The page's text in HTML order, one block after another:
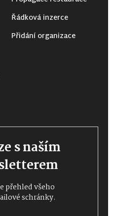
Řádková inzerce
Přidání organizace
s naším
přehled všeho
schránky.